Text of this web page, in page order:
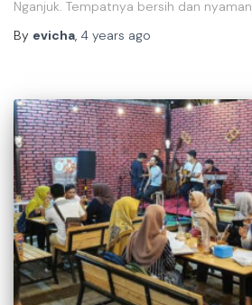
Nganjuk. Tempatnya bersih dan nyaman
By evicha, 4 years ago